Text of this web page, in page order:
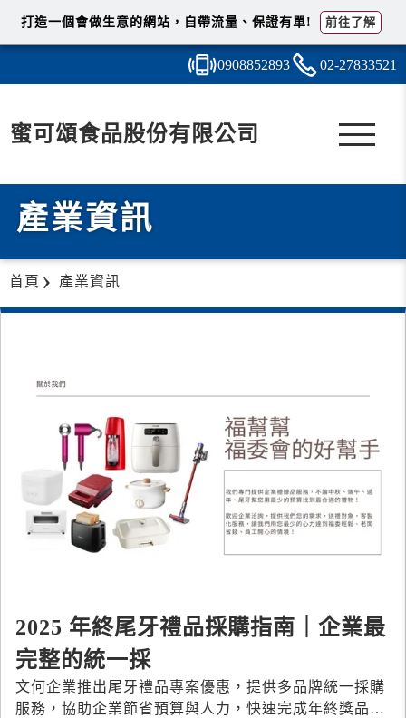
0908852893 02-27833521
蜜可頌食品股份有限公司
產業資訊
首頁 產業資訊
2025 年終尾牙禮品採購指南｜企業最
完整的統一採
文何企業推出尾牙禮品專案優惠，提供多品牌統一採購
服務，協助企業節省預算與人力，快速完成年終獎品規
打造一個會做生意的網站，自帶流量、保證有單! 前往了解